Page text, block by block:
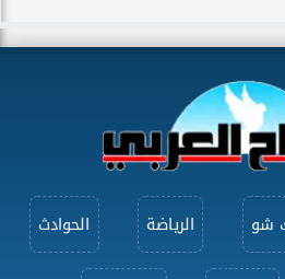
شو الرياضة الحوادث